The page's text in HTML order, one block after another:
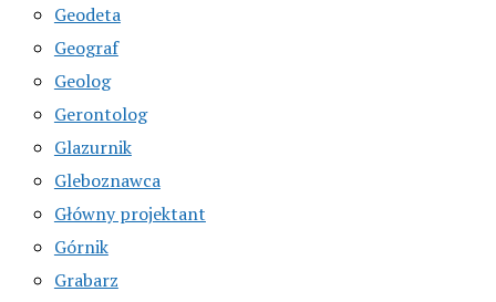
Geodeta
Geograf
Geolog
Gerontolog
Glazurnik
Gleboznawca
Główny projektant
Górnik
Grabarz